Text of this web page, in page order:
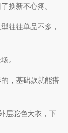
换新不心疼。
往往单品不多，
。
，基础款就能搭
层驼色大衣，下